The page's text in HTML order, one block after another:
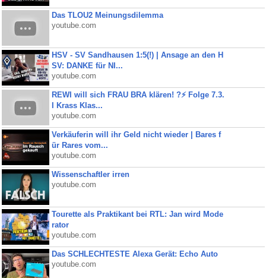
Das TLOU2 Meinungsdilemma
youtube.com
HSV - SV Sandhausen 1:5(!) | Ansage an den H
SV: DANKE für NI...
youtube.com
REWI will sich FRAU BRA klären! ?⚡️ Folge 7.3.
I Krass Klas...
youtube.com
Verkäuferin will ihr Geld nicht wieder | Bares f
ür Rares vom...
youtube.com
Wissenschaftler irren
youtube.com
Tourette als Praktikant bei RTL: Jan wird Mode
rator
youtube.com
Das SCHLECHTESTE Alexa Gerät: Echo Auto
youtube.com